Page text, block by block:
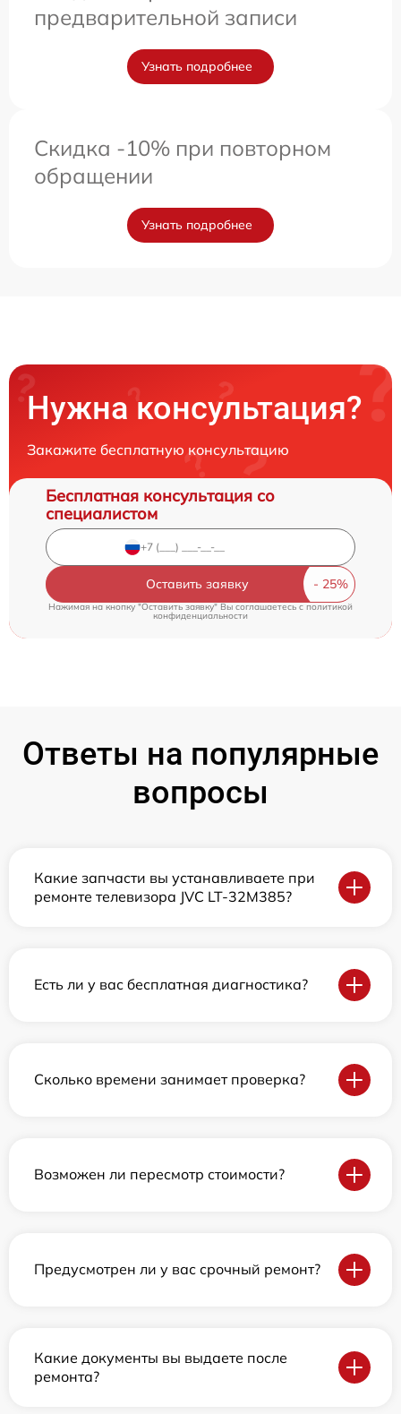
предварительной записи
Узнать подробнее
Скидка -10% при повторном
обращении
Узнать подробнее
Нужна консультация?
Закажите бесплатную консультацию
Бесплатная консультация со
специалистом
Оставить заявку
Нажимая на кнопку "Оставить заявку" Вы соглашаетесь cполитикой
конфиденциальности
Ответы на популярные
вопросы
Какие запчасти вы устанавливаете при
ремонте телевизора JVC LT-32M385?
Есть ли у вас бесплатная диагностика?
Сколько времени занимает проверка?
Возможен ли пересмотр стоимости?
Предусмотрен ли у вас срочный ремонт?
Какие документы вы выдаете после
ремонта?